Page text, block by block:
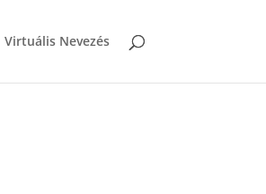
Virtuális Nevezés